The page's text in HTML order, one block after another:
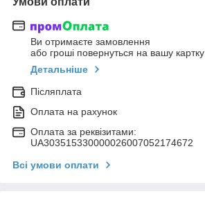
Ви отримаєте замовлення
або гроші повернуться на вашу картку
Детальніше
Післяплата
Оплата на рахунок
Оплата за реквізитами:
UA303515330000026007052174672
Всі умови оплати